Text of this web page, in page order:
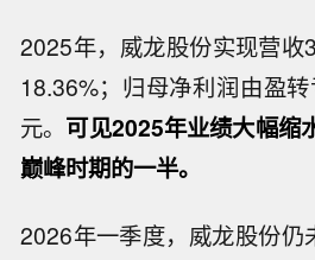
2025年，威龙股份实现营
18.36%；归母净利润由盈
元。 可见2025年业绩大幅缩
巅峰时期的一半。
2026年一季度，威龙股份仍